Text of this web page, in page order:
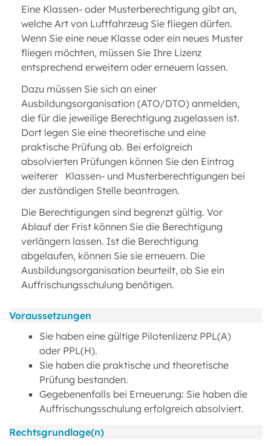
Eine Klassen- oder Musterberechtigung gibt an,
welche Art von Luftfahrzeug Sie fliegen dürfen.
Wenn Sie eine neue Klasse oder ein neues Muster
fliegen möchten, müssen Sie Ihre Lizenz
entsprechend erweitern oder erneuern lassen.
Dazu müssen Sie sich an einer
Ausbildungsorganisation (ATO/DTO) anmelden,
die für die jeweilige Berechtigung zugelassen ist.
Dort legen Sie eine theoretische und eine
praktische Prüfung ab. Bei erfolgreich
absolvierten Prüfungen können Sie den Eintrag
weiterer Klassen- und Musterberechtigungen bei
der zuständigen Stelle beantragen.
Die Berechtigungen sind begrenzt gültig. Vor
Ablauf der Frist können Sie die Berechtigung
verlängern lassen. Ist die Berechtigung
abgelaufen, können Sie sie erneuern. Die
Ausbildungsorganisation beurteilt, ob Sie ein
Auffrischungsschulung benötigen.
Voraussetzungen
Sie haben eine gültige Pilotenlizenz PPL(A)
oder PPL(H).
Sie haben die praktische und theoretische
Prüfung bestanden.
Gegebenenfalls bei Erneuerung: Sie haben die
Auffrischungsschulung erfolgreich absolviert.
Rechtsgrundlage(n)